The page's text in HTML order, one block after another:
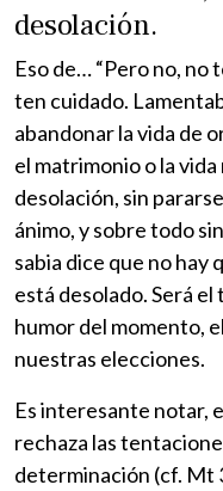
desolación.
Eso de… “Pero no, no
ten cuidado.
abandonar la vida de
el matrimonio o la
desolación, sin
ánimo, y sobre todo
sabia dice que no hay
está desolado. Será el
humor del momento,
nuestras elecciones.
Es interesante notar,
rechaza las
determinación (cf. Mt